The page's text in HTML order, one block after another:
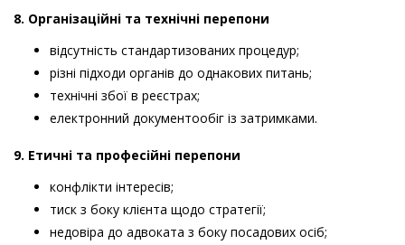
8. Організаційні та технічні перепони
відсутність стандартизованих процедур;
різні підходи органів до однакових питань;
технічні збої в реєстрах;
електронний документообіг із затримками.
9. Етичні та професійні перепони
конфлікти інтересів;
тиск з боку клієнта щодо стратегії;
недовіра до адвоката з боку посадових осіб;